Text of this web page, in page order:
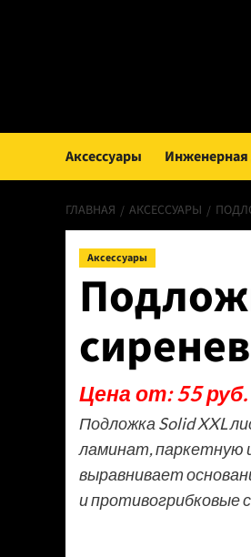
Аксессуары Инженерная
ГЛАВНАЯ АКСЕССУАРЫ
Аксессуары
Цена от: 55 руб.
Подложка Solid XXL
ламинат, паркетную
выравнивает
и противогрибковые